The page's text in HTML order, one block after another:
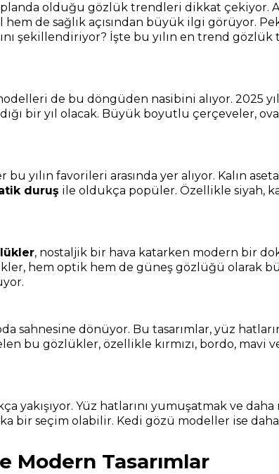
olduğu gözlük trendleri dikkat çekiyor.
de sağlık açısından büyük ilgi görüyor.
şekillendiriyor? İşte bu yılın en trend gözlük
de bu döngüden nasibini alıyor. 2025
bir yıl olacak. Büyük boyutlu çerçeveler,
bu yılın favorileri arasında yer alıyor. Kalın
duruş ile oldukça popüler. Özellikle siyah,
, nostaljik bir hava katarken modern bir
hem optik hem de güneş gözlüğü olarak
sahnesine dönüyor. Bu tasarımlar, yüz
bu gözlükler, özellikle kırmızı, bordo, mavi
Yüz hatlarını yumuşatmak ve
seçim olabilir. Kedi gözü modeller ise
Modern Tasarımlar